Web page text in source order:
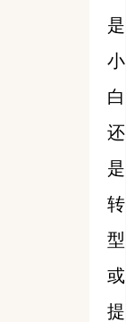
是
小
白
还
是
转
型
或
提